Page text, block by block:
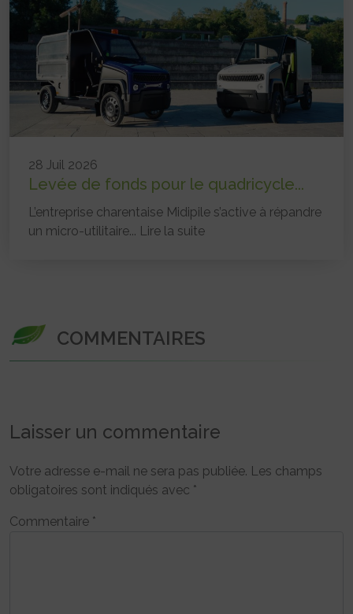
28 Juil 2026
Levée de fonds pour le quadricycle...
L’entreprise charentaise Midipile s’active à répandre
un micro-utilitaire... Lire la suite
COMMENTAIRES
Laisser un commentaire
Votre adresse e-mail ne sera pas publiée. Les champs
obligatoires sont indiqués avec *
Commentaire *